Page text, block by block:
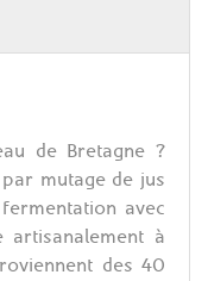
de Bretagne ?
mutage de jus
avec
artisanalement à
des 40